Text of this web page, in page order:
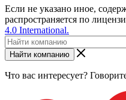
Если не указано иное,
распространяется по
4.0 International.
Найти компанию
Что вас интересует?